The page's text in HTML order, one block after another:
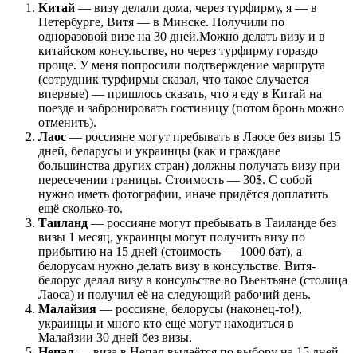
Китай — визу делали дома, через турфирму, я — в
Петербурге, Витя — в Минске. Получили по
одноразовой визе на 30 дней.Можно делать визу и в
китайском консульстве, но через турфирму гораздо
проще. У меня попросили подтверждение маршрута
(сотрудник турфирмы сказал, что такое случается
впервые) — пришлось сказать, что я еду в Китай на
поезде и забронировать гостиницу (потом бронь можно
отменить).
Лаос — россияне могут пребывать в Лаосе без визы 15
дней, беларусы и украинцы (как и граждане
большинства других стран) должны получать визу при
пересечении границы. Стоимость — 30$. С собой
нужно иметь фотографии, иначе придётся доплатить
ещё сколько-то.
Таиланд — россияне могут пребывать в Таиланде без
визы 1 месяц, украинцы могут получить визу по
прибытию на 15 дней (стоимость — 1000 бат), а
белорусам нужно делать визу в консульстве. Витя-
белорус делал визу в консульстве во Вьентьяне (столица
Лаоса) и получил её на следующий рабочий день.
Малайзия — россияне, белорусы (наконец-то!),
украинцы и много кто ещё могут находиться в
Малайзии 30 дней без визы.